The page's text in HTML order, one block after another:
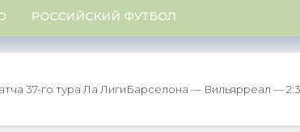
РОССИЙСКИЙ ФУТБОЛ
37-го тура Ла ЛигиБарселона — Вильярреал —